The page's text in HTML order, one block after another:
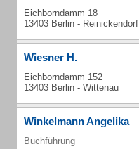
Eichborndamm 18
13403 Berlin - Reinickendorf
Wiesner H.
Eichborndamm 152
13403 Berlin - Wittenau
Winkelmann Angelika
Buchführung